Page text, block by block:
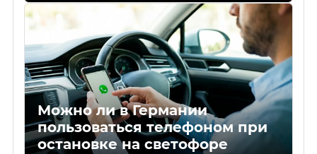
Можно ли в Германии
пользоваться телефоном при
остановке на светофоре